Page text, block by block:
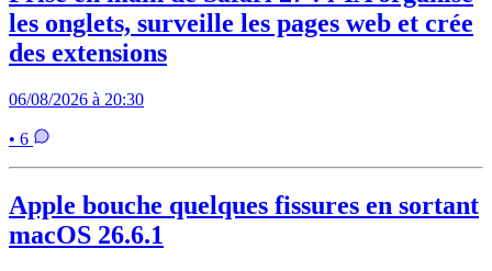
les onglets, surveille les pages web et crée
des extensions
06/08/2026 à 20:30
• 6
Apple bouche quelques fissures en sortant
macOS 26.6.1